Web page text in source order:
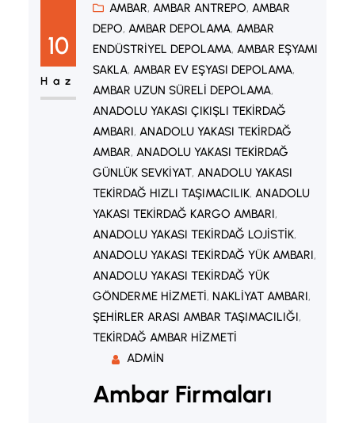
10
Haz
AMBAR, AMBAR ANTREPO, AMBAR
DEPO, AMBAR DEPOLAMA, AMBAR
ENDÜSTRIYEL DEPOLAMA, AMBAR EŞYAMI
SAKLA, AMBAR EV EŞYASI DEPOLAMA
AMBAR UZUN SÜRELI DEPOLAMA
ANADOLU YAKASI ÇIKIŞLI TEKIRDAĞ
AMBARI, ANADOLU YAKASI TEKIRDAĞ
AMBAR, ANADOLU YAKASI TEKIRDAĞ
GÜNLÜK SEVKIYAT, ANADOLU YAKASI
TEKIRDAĞ HIZLI TAŞIMACILIK, ANADOLU
YAKASI TEKIRDAĞ KARGO AMBARI
ANADOLU YAKASI TEKIRDAĞ LOJISTIK
ANADOLU YAKASI TEKIRDAĞ YÜK AMBARI
ANADOLU YAKASI TEKIRDAĞ YÜK
GÖNDERME HIZMETI, NAKLIYAT AMBARI
ŞEHIRLER ARASI AMBAR TAŞIMACILIĞI
TEKIRDAĞ AMBAR HIZMETI
ADMIN
Ambar Firmaları